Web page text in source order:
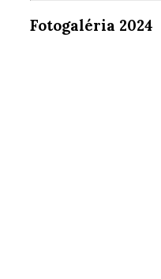
Fotogaléria 2024